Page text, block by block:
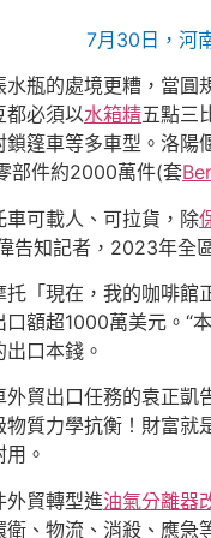
7月30日，河
瓶的處境更糟，當
都必須以水箱精五點三
篷車等多車型。洛陽
部件約2000萬件(套
可載人、可拉貨，除
告知記者，2023年
「現在，我的咖啡
額超1000萬美元。“
口本錢。
貿出口任務的袁正
質力學抗衡！財富
。
外貿轉型進油氣分離器
衛、物流、消殺、應急